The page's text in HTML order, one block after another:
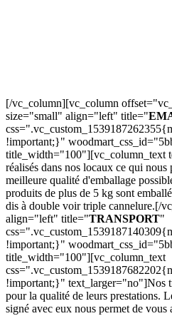
[/vc_column][vc_column
size="small" align="left" title="
!important;}"
title_width="100"][vc_column_text
réalisés dans nos locaux ce qui nous
meilleure qualité d'emballage
produits de plus de 5 kg sont
dis à double voir triple cannelure.[/
align="left" title="TRANSPORT"
!important;}"
title_width="100"][vc_column_text
!important;}" text_larger="no"]Nos
pour la qualité de leurs prestations.
signé avec eux nous permet de vous